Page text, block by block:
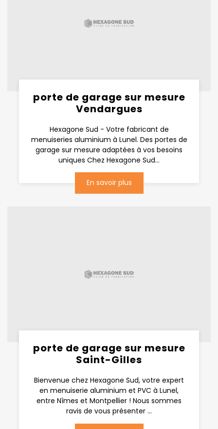
porte de garage sur mesure
Vendargues
Hexagone Sud - Votre fabricant de
menuiseries aluminium à Lunel. Des portes de
garage sur mesure adaptées à vos besoins
uniques Chez Hexagone Sud...
En savoir plus
porte de garage sur mesure
Saint-Gilles
Bienvenue chez Hexagone Sud, votre expert
en menuiserie aluminium et PVC à Lunel,
entre Nîmes et Montpellier ! Nous sommes
ravis de vous présenter ...